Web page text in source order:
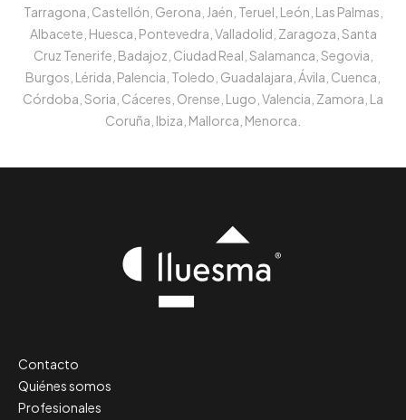
Tarragona, Castellón, Gerona, Jaén, Teruel, León, Las Palmas,
Albacete, Huesca, Pontevedra, Valladolid, Zaragoza, Santa
Cruz Tenerife, Badajoz, Ciudad Real, Salamanca, Segovia,
Burgos, Lérida, Palencia, Toledo, Guadalajara, Ávila, Cuenca,
Córdoba, Soria, Cáceres, Orense, Lugo, Valencia, Zamora, La
Coruña, Ibiza, Mallorca, Menorca.
Contacto
Quiénes somos
Profesionales